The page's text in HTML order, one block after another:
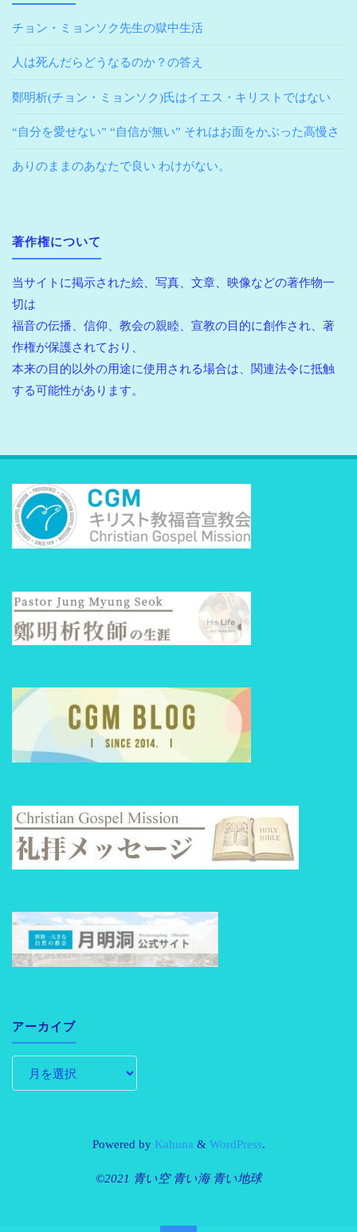
チョン・ミョンソク先生の獄中生活
人は死んだらどうなるのか？の答え
鄭明析(チョン・ミョンソク)氏はイエス・キリストではない
“自分を愛せない” “自信が無い” それはお面をかぶった高慢さ
ありのままのあなたで良い わけがない。
著作権について
当サイトに掲示された絵、写真、文章、映像などの著作物一
切は
福音の伝播、信仰、教会の親睦、宣教の目的に創作され、著
作権が保護されており、
本来の目的以外の用途に使用される場合は、関連法令に抵触
する可能性があります。
アーカイブ
Powered byKahuna & WordPress.
©2021 青い空 青い海 青い地球